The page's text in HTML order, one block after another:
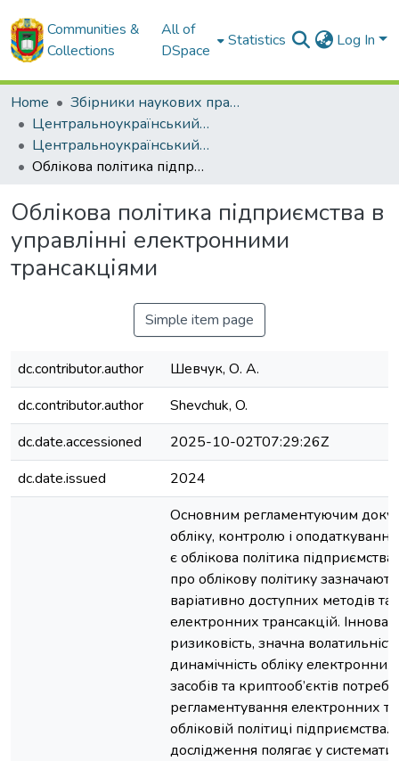
Communities &
Collections
All of
DSpace
Statistics Log In
Home
Збірники наукових праць ЦНТУ
Центральноукраїнський науковий вісник. Економічні науки.
Центральноукраїнський науковий вісник. Економічні науки. Випуск. 11. - 2024
Облікова політика підприємства в управлінні електронними трансакціями
Облікова політика підприємства в
управлінні електронними
трансакціями
Simple item page
dc.contributor.author
Шевчук, О. А.
dc.contributor.author
Shevchuk, O.
dc.date.accessioned
2025-10-02T07:29:26Z
dc.date.issued
2024
Основним регламентуючим
обліку, контролю і
є облікова політика
про облікову політику
варіативно доступних методів та
електронних трансакцій.
ризиковість, значна
динамічність обліку
засобів та криптооб’єктів
регламентування електронних
обліковій політиці підприємства.
дослідження полягає у